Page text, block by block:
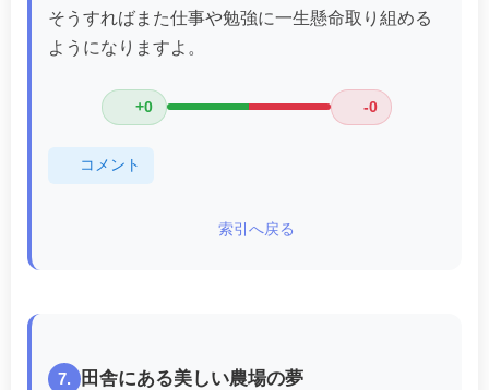
そうすればまた仕事や勉強に一生懸命取り組める
ようになりますよ。
+0 -0
コメント
索引へ戻る
7. 田舎にある美しい農場の夢